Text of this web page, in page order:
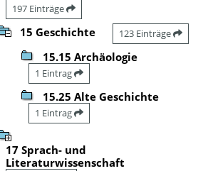
197 Einträge
15 Geschichte 123 Einträge
15.15 Archäologie
1 Eintrag
15.25 Alte Geschichte
1 Eintrag
17 Sprach- und
Literaturwissenschaft